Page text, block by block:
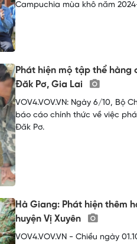
Campuchia mùa khô năm
Phát hiện mộ tập thể hàng
Đăk Pơ, Gia Lai
VOV4.VOV.VN: Ngày 6/10, Bộ
báo cáo chính thức về việc
Đăk Pơ.
Hà Giang: Phát hiện thêm
huyện Vị Xuyên
VOV4.VOV.VN - Chiều ngày